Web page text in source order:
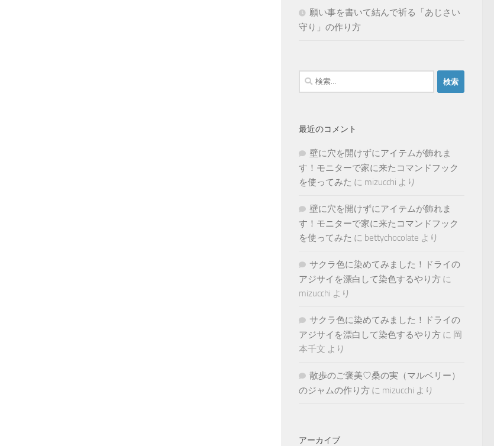
願い事を書いて結んで祈る「あじさい
守り」の作り方
検
索:
最近のコメント
壁に穴を開けずにアイテムが飾れま
す！モニターで家に来たコマンドフック
を使ってみた に mizucchi より
壁に穴を開けずにアイテムが飾れま
す！モニターで家に来たコマンドフック
を使ってみた に bettychocolate より
サクラ色に染めてみました！ドライの
アジサイを漂白して染色するやり方 に
mizucchi より
サクラ色に染めてみました！ドライの
アジサイを漂白して染色するやり方 に 岡
本千文 より
散歩のご褒美♡桑の実（マルベリー）
のジャムの作り方 に mizucchi より
アーカイブ